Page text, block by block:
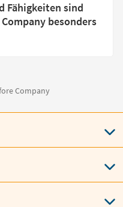
Fähigkeiten sind
besonders
Company